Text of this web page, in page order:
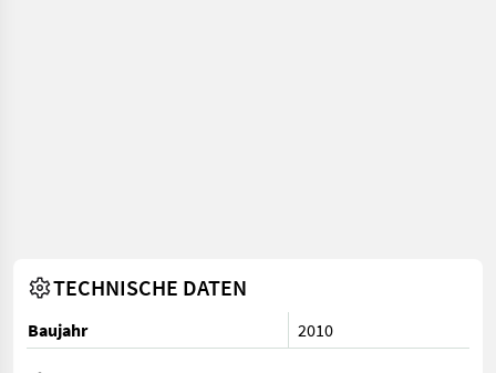
TECHNISCHE DATEN
Baujahr 2010